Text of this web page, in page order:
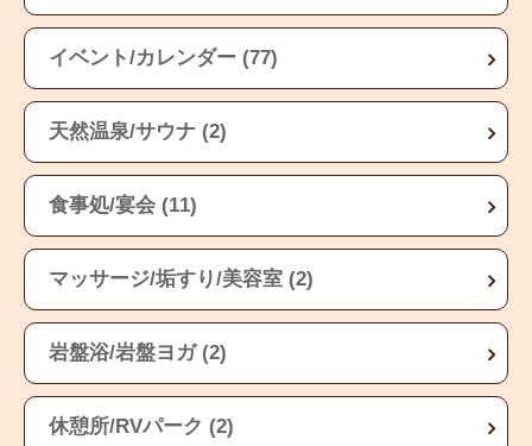
イベント/カレンダー (77)
天然温泉/サウナ (2)
食事処/宴会 (11)
マッサージ/垢すり/美容室 (2)
岩盤浴/岩盤ヨガ (2)
休憩所/RVパーク (2)